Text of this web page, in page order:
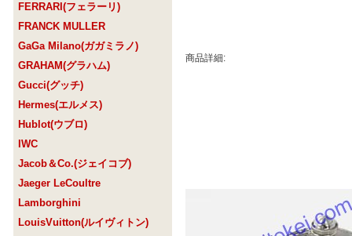
FERRARI(フェラーリ)
FRANCK MULLER
GaGa Milano(ガガミラノ)
GRAHAM(グラハム)
Gucci(グッチ)
Hermes(エルメス)
Hublot(ウブロ)
IWC
Jacob＆Co.(ジェイコブ)
Jaeger LeCoultre
Lamborghini
LouisVuitton(ルイヴィトン)
商品詳細: